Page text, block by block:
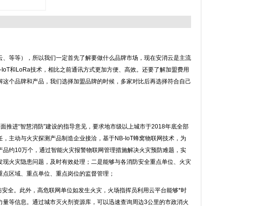
等等），所以我们一定首先了解要做什么品牌市场，现在安消云是主流
和LoRa技术，相比之前通讯方式更加方便、高效。还要了解加盟费用
个品牌和产品，我们选择加盟品牌的时候，多家对比后再选择符合自己
推进“智慧消防”建设的指导意见，要求地市级以上城市于2018年底全部
主动与火灾探测产品制造企业接洽，基于NB-IoT蜂窝物联网技术，为
约10万个，通过智能火灾报警物联网管理措施解决火灾预防难题，实
火灾隐患问题，及时有效处理；二是能够与各消防安全重点单位、火灾
区域、重点单位、重点岗位的监督管理；
全。此外，高危联网单位如发生火灾，火场指挥员利用云平台能够*时
等信息。通过城市灭火剂资源库，可以迅速查询周边3公里的市政消火